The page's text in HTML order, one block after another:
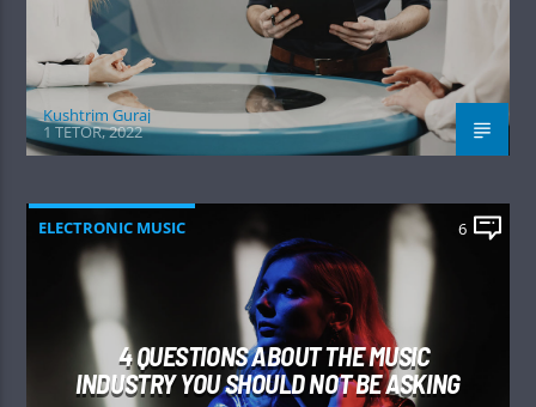
Kushtrim Guraj
1 TETOR, 2022
ELECTRONIC MUSIC 6
4 QUESTIONS ABOUT THE MUSIC
INDUSTRY YOU SHOULD NOT BE ASKING